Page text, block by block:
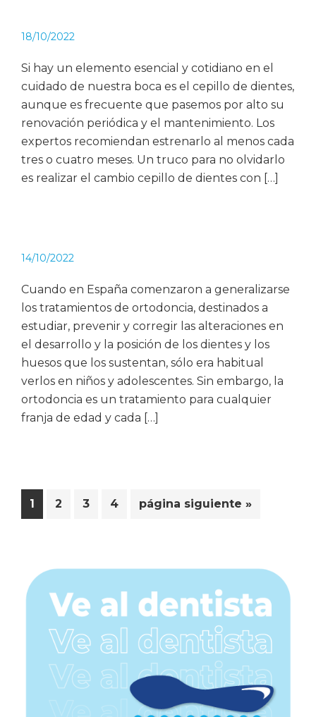
18/10/2022
Si hay un elemento esencial y cotidiano en el
cuidado de nuestra boca es el cepillo de dientes,
aunque es frecuente que pasemos por alto su
renovación periódica y el mantenimiento. Los
expertos recomiendan estrenarlo al menos cada
tres o cuatro meses. Un truco para no olvidarlo
es realizar el cambio cepillo de dientes con […]
14/10/2022
Cuando en España comenzaron a generalizarse
los tratamientos de ortodoncia, destinados a
estudiar, prevenir y corregir las alteraciones en
el desarrollo y la posición de los dientes y los
huesos que los sustentan, sólo era habitual
verlos en niños y adolescentes. Sin embargo, la
ortodoncia es un tratamiento para cualquier
franja de edad y cada […]
Página
1 Página
2 Página
3 Página
4
Ir
página siguiente »
Barra
lateral
principal